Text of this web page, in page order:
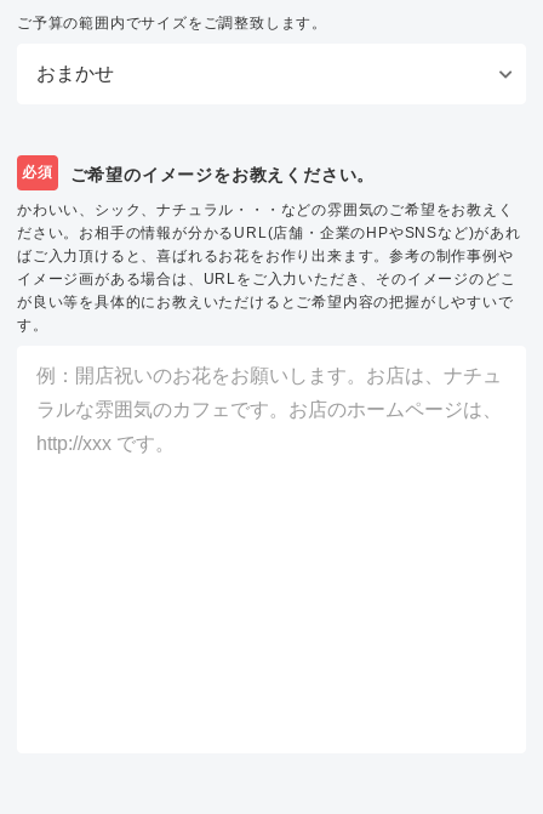
ご予算の範囲内でサイズをご調整致します。
必須 ご希望のイメージをお教えください。
かわいい、シック、ナチュラル・・・などの雰囲気のご希望をお教えく
ださい。お相手の情報が分かるURL(店舗・企業のHPやSNSなど)があれ
ばご入力頂けると、喜ばれるお花をお作り出来ます。参考の制作事例や
イメージ画がある場合は、URLをご入力いただき、そのイメージのどこ
が良い等を具体的にお教えいただけるとご希望内容の把握がしやすいで
す。